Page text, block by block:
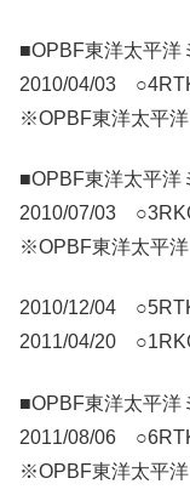
■OPBF東洋太平洋
2010/04/03
※OPBF東洋太平
■OPBF東洋太平洋
2010/07/03
※OPBF東洋太平
2010/12/04
2011/04/20
■OPBF東洋太平洋
2011/08/06
※OPBF東洋太平